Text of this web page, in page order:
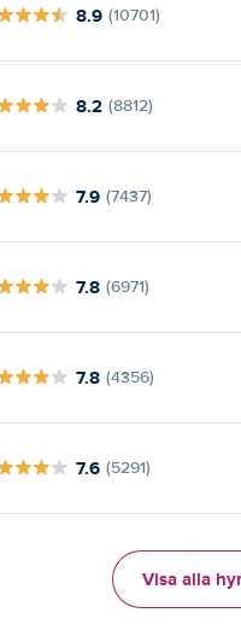
8.9 (10701)
8.2 (8812)
7.9 (7437)
7.8 (6971)
7.8 (4356)
7.6 (5291)
Visa alla